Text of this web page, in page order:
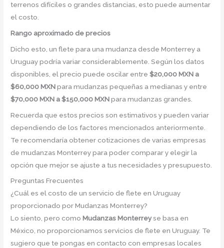
terrenos difíciles o grandes distancias, esto puede aumentar
el costo.
Rango aproximado de precios
Dicho esto, un flete para una mudanza desde Monterrey a
Uruguay podría variar considerablemente. Según los datos
disponibles, el precio puede oscilar entre$20,000 MXN a
$60,000 MXNpara mudanzas pequeñas a medianas y entre
$70,000 MXN a $150,000 MXNpara mudanzas grandes.
Recuerda que estos precios son estimativos y pueden variar
dependiendo de los factores mencionados anteriormente.
Te recomendaría obtener cotizaciones de varias empresas
de mudanzas Monterrey para poder comparar y elegir la
opción que mejor se ajuste a tus necesidades y presupuesto.
Preguntas Frecuentes
¿Cuál es el costo de un servicio de flete en Uruguay
proporcionado por Mudanzas Monterrey?
Lo siento, pero comoMudanzas Monterreyse basa en
México, no proporcionamos servicios de flete en Uruguay. Te
sugiero que te pongas en contacto con empresas locales